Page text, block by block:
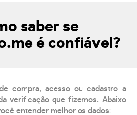
saber se
é confiável?
compra, acesso ou cadastro a
verificação que fizemos. Abaixo
entender melhor os dados: